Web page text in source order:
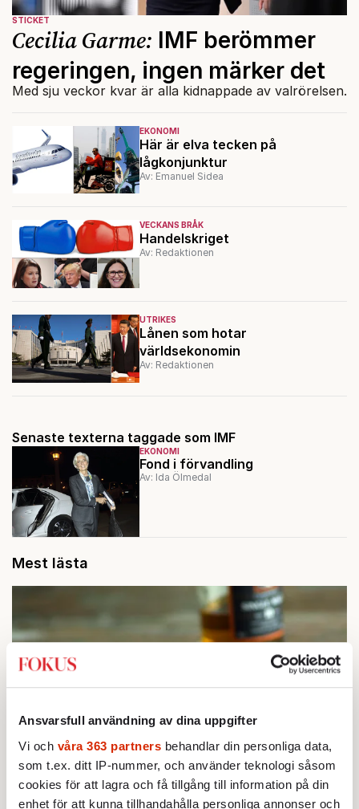
Ansvarsfull användning av dina uppgifter
Vi och våra 363 partners behandlar din personliga data,
som t.ex. ditt IP-nummer, och använder teknologi såsom
cookies för att lagra och få tillgång till information på din
enhet för att kunna tillhandahålla personliga annonser och
EKONOMI
Här är elva tecken på
lågkonjunktur
Av: Emanuel Sidea
VECKANS BRÅK
Handelskriget
Av: Redaktionen
UTRIKES
Lånen som hotar
världsekonomin
Av: Redaktionen
STICKET
Cecilia Garme: IMF berömmer
regeringen, ingen märker det
Med sju veckor kvar är alla kidnappade av valrörelsen.
Senaste texterna taggade som IMF
EKONOMI
Fond i förvandling
Av: Ida Ölmedal
Mest lästa
1.Bitte Assarmo:Sagan om den lågbegåvade